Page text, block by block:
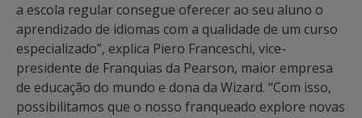
a escola regular consegue oferecer ao seu aluno o
aprendizado de idiomas com a qualidade de um curso
especializado”, explica Piero Franceschi, vice-
presidente de Franquias da Pearson, maior empresa
de educação do mundo e dona da Wizard. “Com isso,
possibilitamos que o nosso franqueado explore novas